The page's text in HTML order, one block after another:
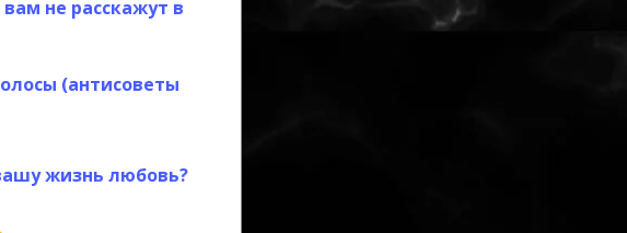
жизнь любовь?
(антисоветы
не расскажут в